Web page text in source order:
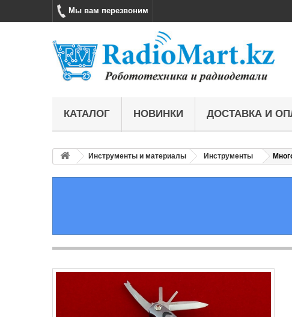
Мы вам перезвоним
КАТАЛОГ НОВИНКИ ДОСТАВКА И
Инструменты и материалы Инструменты